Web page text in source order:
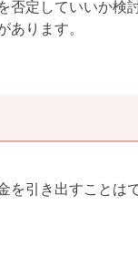
定していいか検
あります。
引き出すことは